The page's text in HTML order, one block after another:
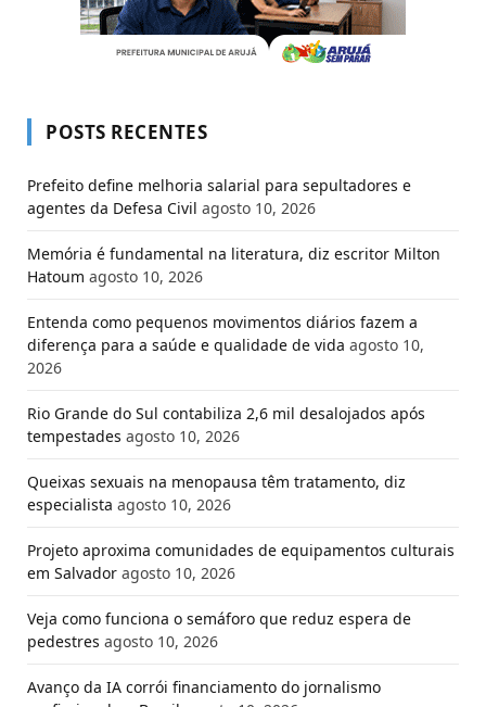
POSTS RECENTES
Prefeito define melhoria salarial para sepultadores e
agentes da Defesa Civil agosto 10, 2026
Memória é fundamental na literatura, diz escritor Milton
Hatoum agosto 10, 2026
Entenda como pequenos movimentos diários fazem a
diferença para a saúde e qualidade de vida agosto 10,
2026
Rio Grande do Sul contabiliza 2,6 mil desalojados após
tempestades agosto 10, 2026
Queixas sexuais na menopausa têm tratamento, diz
especialista agosto 10, 2026
Projeto aproxima comunidades de equipamentos culturais
em Salvador agosto 10, 2026
Veja como funciona o semáforo que reduz espera de
pedestres agosto 10, 2026
Avanço da IA corrói financiamento do jornalismo